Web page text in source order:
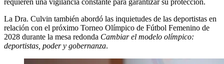
requieren una vigilancia constante para garantizar su protección.
La Dra. Culvin también abordó las inquietudes de las deportistas en
relación con el próximo Torneo Olímpico de Fútbol Femenino de
2028 durante la mesa redonda Cambiar el modelo olímpico:
deportistas, poder y gobernanza.